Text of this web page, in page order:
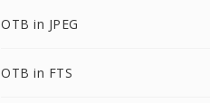
OTB in JPEG
OTB in FTS